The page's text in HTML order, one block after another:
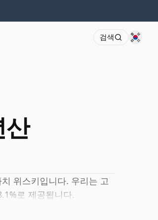
검색
위스키입니다. 우리는 고
로 제공됩니다.